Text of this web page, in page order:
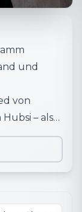
und
von
– also
geht
an
dem